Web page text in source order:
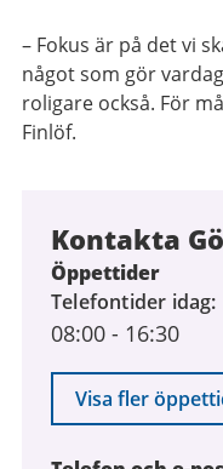
– Fokus är på det vi
något som gör
roligare också. För
Finlöf.
Kontakta
Öppettider
Telefontider idag
08:00 - 16:30
Visa fler